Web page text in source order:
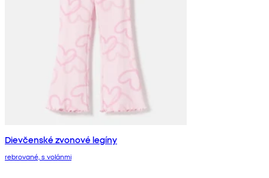
Dievčenské zvonové legíny
rebrované, s volánmi